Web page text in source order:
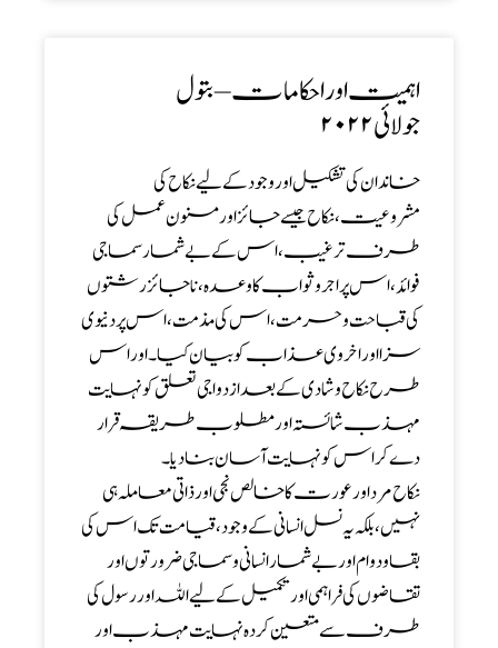
اہمیت اوراحکامات – بتول
جولائی۲۰۲۲
خاندان کی تشکیل اور وجود کے لیے نکاح کی
مشروعیت، نکاح جیسے جائز اور مسنون عمل کی
طرف ترغیب، اس کے بے شمار سماجی
فوائد، اس پر اجر و ثواب کا وعدہ، ناجائز رشتوں
کی قباحت و حرمت، اس کی مذمت، اس پر دنیوی
سزا اور اخروی عذاب کو بیان کیا۔ اوراس
طرح نکاح و شادی کے بعد ازدواجی تعلق کو نہایت
مہذب شائستہ اور مطلوب طریقہ قرار
دے کر اس کو نہایت آسان بنادیا۔
نکاح مرد اور عورت کا خالص نجی اور ذاتی معاملہ ہی
نہیں، بلکہ یہ نسل انسانی کے وجود، قیامت تک اس کی
بقا و دوام اور بے شمار انسانی وسماجی ضرورتوں اور
تقاضوں کی فراہمی اور تکمیل کے لیے اللہ اور رسول کی
طرف سے متعین کردہ نہایت مہذب اور